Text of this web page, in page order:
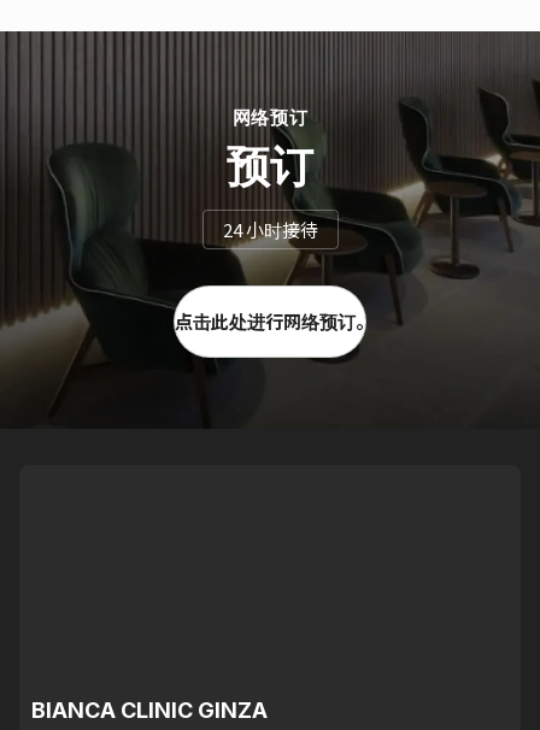
网络预订
预订
24 小时接待
点击此处进行网络预订。
BIANCA CLINIC GINZA